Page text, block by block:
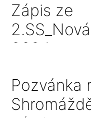
Zápis ze
2024
Pozvánka
návrh